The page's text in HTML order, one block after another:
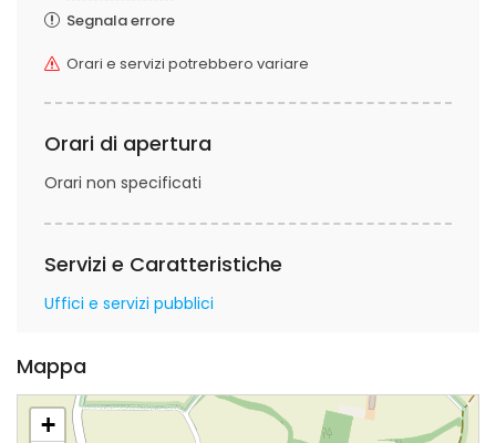
Segnala errore
Orari e servizi potrebbero variare
Orari di apertura
Orari non specificati
Servizi e Caratteristiche
Uffici e servizi pubblici
Mappa
+